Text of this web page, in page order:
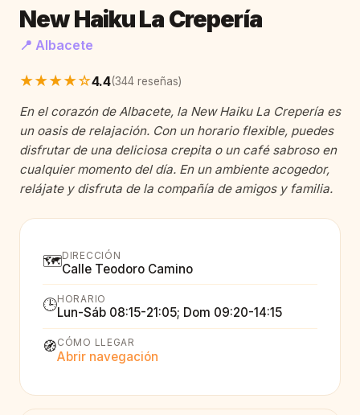
New Haiku La Crepería
📍 Albacete
★★★★☆4.4(344 reseñas)
En el corazón de Albacete, la New Haiku La Crepería es
un oasis de relajación. Con un horario flexible, puedes
disfrutar de una deliciosa crepita o un café sabroso en
cualquier momento del día. En un ambiente acogedor,
relájate y disfruta de la compañía de amigos y familia.
🗺️DIRECCIÓN
Calle Teodoro Camino
🕒HORARIO
Lun-Sáb 08:15-21:05; Dom 09:20-14:15
🧭CÓMO LLEGAR
Abrir navegación